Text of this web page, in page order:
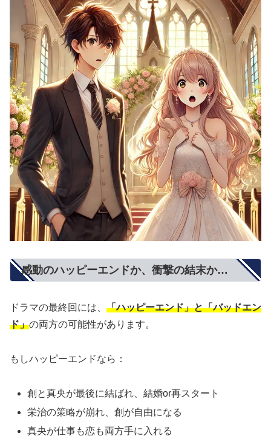
感動のハッピーエンドか、衝撃の結末か…
ドラマの最終回には、 「ハッピーエンド」と「バッドエン
ド」の両方の可能性があります。
もしハッピーエンドなら：
創と真央が最後に結ばれ、結婚or再スタート
栄治の策略が崩れ、創が自由になる
真央が仕事も恋も両方手に入れる